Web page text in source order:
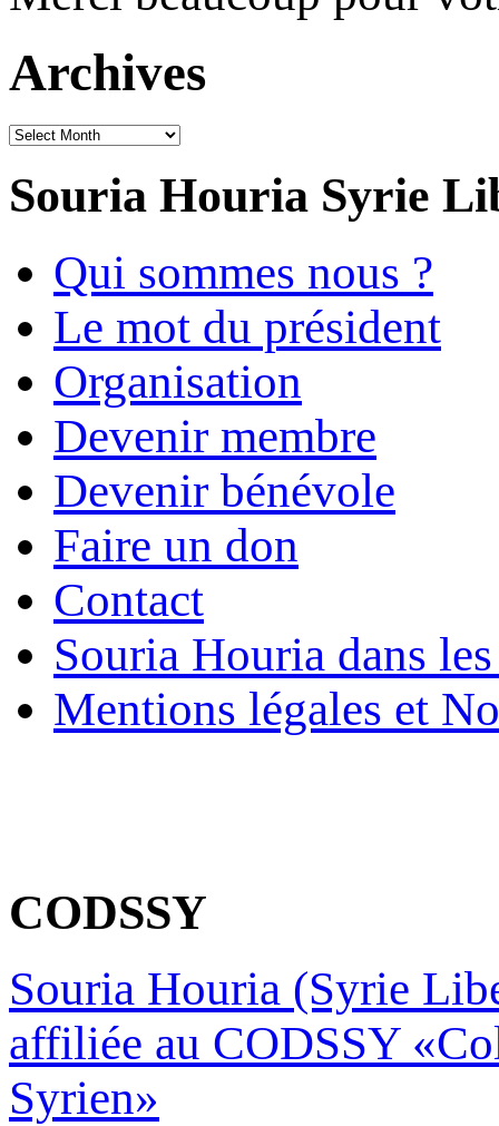
Archives
Archives
Souria Houria Syrie
Qui sommes nous ?
Le mot du président
Organisation
Devenir membre
Devenir bénévole
Faire un don
Contact
Souria Houria dans
Mentions légales et
CODSSY
Souria Houria (Syrie
affiliée au CODSSY
Syrien»